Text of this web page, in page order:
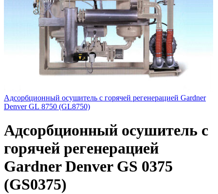
Адсорбционный осушитель c горячей регенерацией Gardner
Denver GL 8750 (GL8750)
Адсорбционный осушитель c
горячей регенерацией
Gardner Denver GS 0375
(GS0375)